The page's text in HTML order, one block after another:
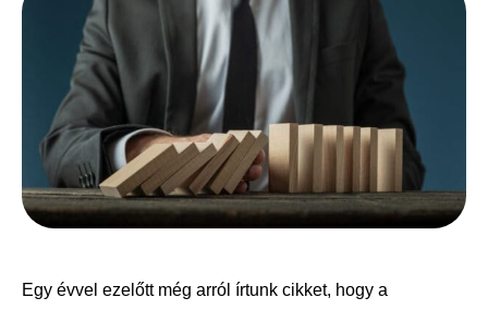
Egy évvel ezelőtt még arról írtunk cikket, hogy a